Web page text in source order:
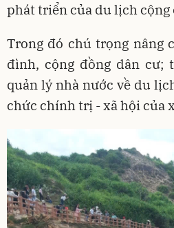
phát triển của du lịch cộng
Trong đó chú trọng nâng
đình, cộng đồng dân cư;
quản lý nhà nước về du
chức chính trị - xã hội của